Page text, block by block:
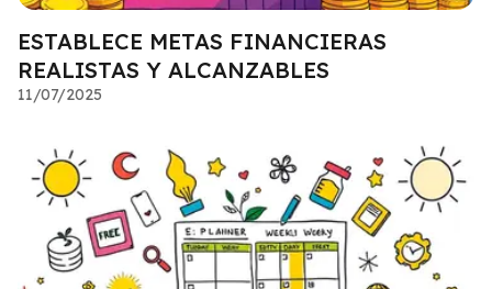
ESTABLECE METAS FINANCIERAS
REALISTAS Y ALCANZABLES
11/07/2025